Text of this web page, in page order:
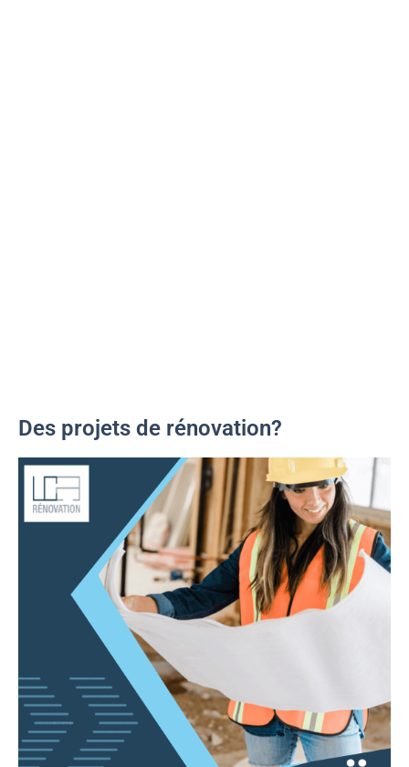
Des projets de rénovation?